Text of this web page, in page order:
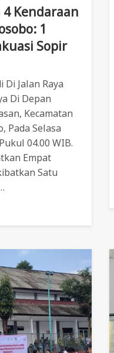
Kendaraan
1
Sopir
Jalan Raya
Di Depan
Kecamatan
Pada Selasa
04.00 WIB.
Empat
Satu